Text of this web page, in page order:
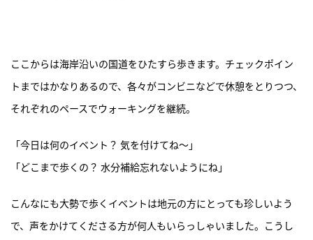
ここからは海岸沿いの国道をひたすら歩きます。チェックポイン
トまではかなりあるので、各々がコンビニなどで休憩をとりつつ、
それぞれのペースでウォーキングを継続。
「今日は何のイベント？ 気を付けてね～」
「どこまで歩くの？ 水分補給忘れないようにね」
こんなにも大勢で歩くイベントは地元の方にとっても珍しいよう
で、声をかけてくださる方が何人もいらっしゃいました。こうし